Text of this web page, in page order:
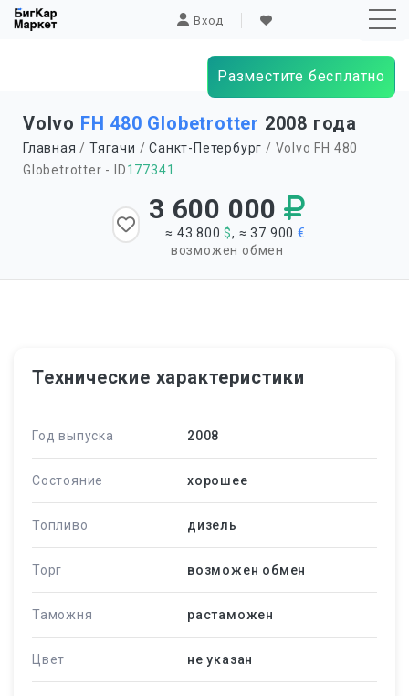
Вход
Разместите бесплатно
Volvo FH 480 Globetrotter 2008 года
Главная /Тягачи /Санкт-Петербург / Volvo FH 480
Globetrotter - ID177341
3 600 000
≈ 43 800$, ≈ 37 900€
возможен обмен
Технические характеристики
Год выпуска 2008
Состояние хорошее
Топливо дизель
Торг возможен обмен
Таможня растаможен
Цвет не указан